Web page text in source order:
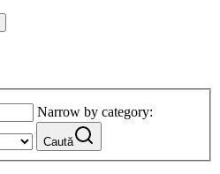
Narrow by category:
Caută